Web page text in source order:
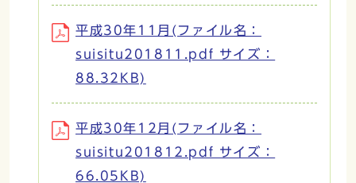
平成30年11月(ファイル名：
suisitu201811.pdf サイズ：
88.32KB)
平成30年12月(ファイル名：
suisitu201812.pdf サイズ：
66.05KB)